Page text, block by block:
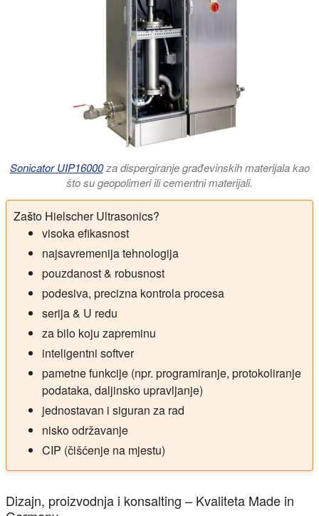
Sonicator UIP16000za dispergiranje građevinskih materijala kao
što su geopolimeri ili cementni materijali.
Zašto Hielscher Ultrasonics?
visoka efikasnost
najsavremenija tehnologija
pouzdanost & robusnost
podesiva, precizna kontrola procesa
serija & U redu
za bilo koju zapreminu
inteligentni softver
pametne funkcije (npr. programiranje, protokoliranje
podataka, daljinsko upravljanje)
jednostavan i siguran za rad
nisko održavanje
CIP (čišćenje na mjestu)
Dizajn, proizvodnja i konsalting – Kvaliteta Made in